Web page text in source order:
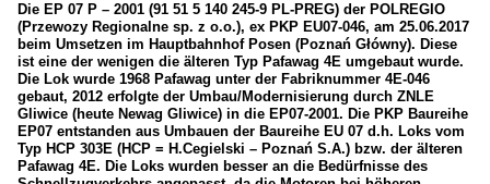
Die EP 07 P – 2001 (91 51 5 140 245-9 PL-PREG) der POLREGIO
(Przewozy Regionalne sp. z o.o.), ex PKP EU07-046, am 25.06.2017
beim Umsetzen im Hauptbahnhof Posen (Poznań Główny). Diese
ist eine der wenigen die älteren Typ Pafawag 4E umgebaut wurde.
Die Lok wurde 1968 Pafawag unter der Fabriknummer 4E-046
gebaut, 2012 erfolgte der Umbau/Modernisierung durch ZNLE
Gliwice (heute Newag Gliwice) in die EP07-2001. Die PKP Baureihe
EP07 entstanden aus Umbauen der Baureihe EU 07 d.h. Loks vom
Typ HCP 303E (HCP = H.Cegielski – Poznań S.A.) bzw. der älteren
Pafawag 4E. Die Loks wurden besser an die Bedürfnisse des